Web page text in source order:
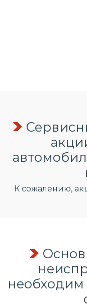
К сожалению,